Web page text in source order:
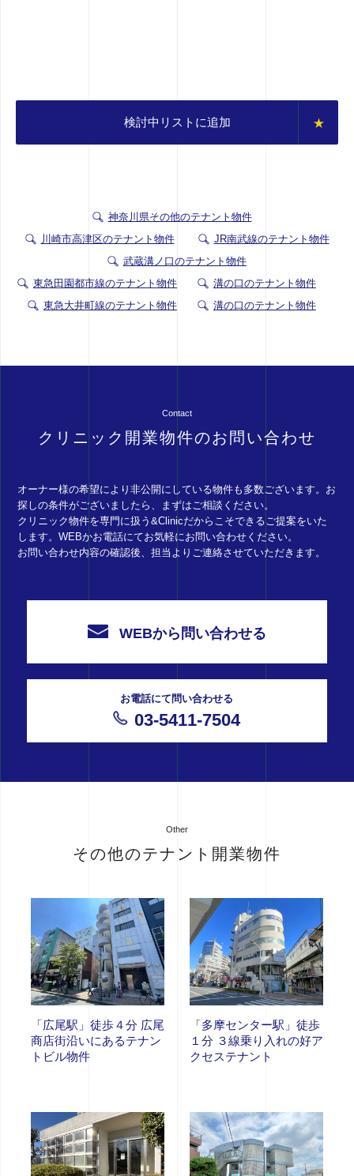
検討中リストに追加
神奈川県その他のテナント物件
川崎市高津区のテナント物件
JR南武線のテナント物件
武蔵溝ノ口のテナント物件
東急田園都市線のテナント物件
溝の口のテナント物件
東急大井町線のテナント物件
溝の口のテナント物件
Contact
クリニック開業物件のお問い合わせ
オーナー様の希望により非公開にしている物件も多数ございます。お
探しの条件がございましたら、まずはご相談ください。
クリニック物件を専門に扱う&Clinicだからこそできるご提案をいた
します。WEBかお電話にてお気軽にお問い合わせください。
お問い合わせ内容の確認後、担当よりご連絡させていただきます。
WEBから問い合わせる
お電話にて問い合わせる
03-5411-7504
Other
その他のテナント開業物件
「広尾駅」徒歩４分 広尾
商店街沿いにあるテナン
トビル物件
「多摩センター駅」徒歩
１分 ３線乗り入れの好ア
クセステナント